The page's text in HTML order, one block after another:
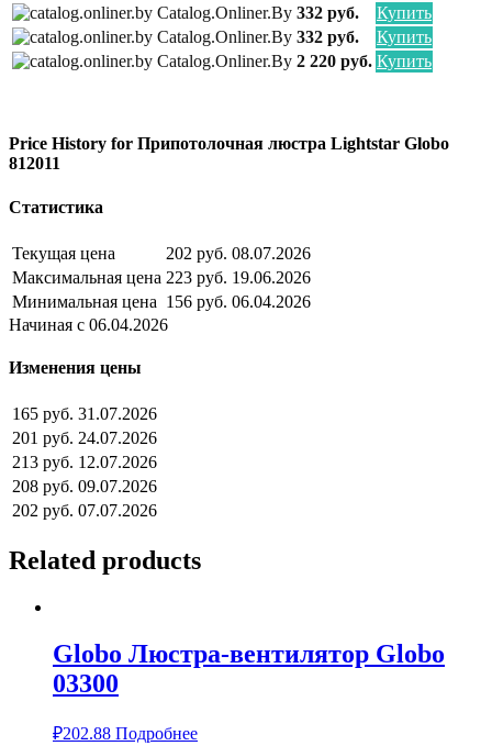
Catalog.onliner.by 332 руб.
Купить
Catalog.onliner.by 332 руб.
Купить
Catalog.onliner.by 2 220 руб. Купить
Price History for Припотолочная люстра Lightstar Globo
812011
Статистика
Текущая цена 202 руб. 08.07.2026
Максимальная цена 223 руб. 19.06.2026
Минимальная цена 156 руб. 06.04.2026
Начиная с 06.04.2026
Изменения цены
165 руб. 31.07.2026
201 руб. 24.07.2026
213 руб. 12.07.2026
208 руб. 09.07.2026
202 руб. 07.07.2026
Related products
Globo Люстра-вентилятор Globo
03300
₽202.88 Подробнее